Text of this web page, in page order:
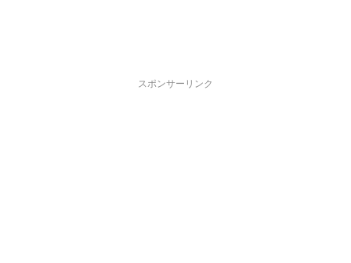
スポンサーリンク